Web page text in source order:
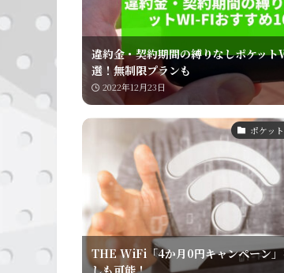
違約金・契約期間の縛りなしポケッ
選！無制限プランも
2022年12月23日
ポケッ
THE WiFi「4か月0円キャンペーン」
しも可能！